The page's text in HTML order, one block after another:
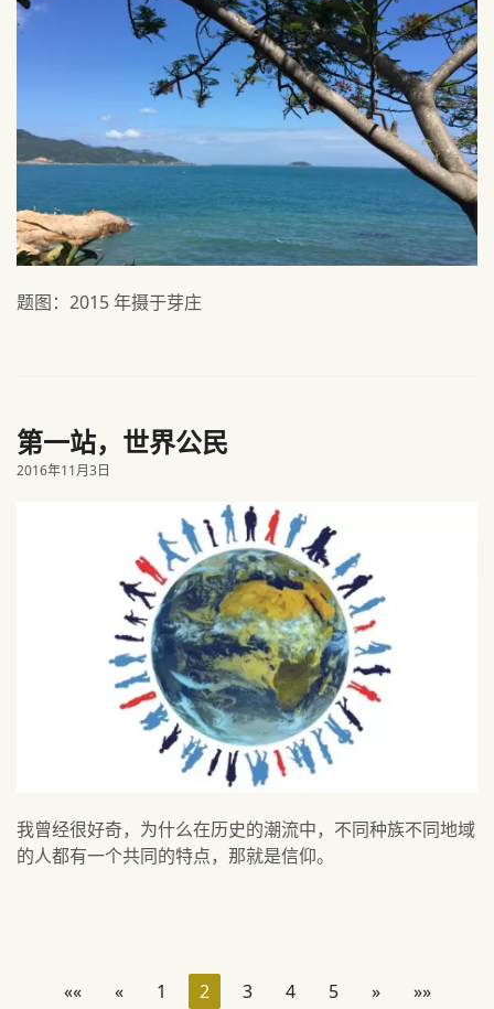
题图：2015 年摄于芽庄
第一站，世界公民
2016年11月3日
我曾经很好奇，为什么在历史的潮流中，不同种族不同地域
的人都有一个共同的特点，那就是信仰。
«« « 1 2 3 4 5 » »»